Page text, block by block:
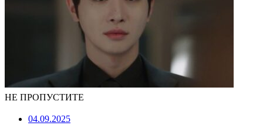
НЕ ПРОПУСТИТЕ
04.09.2025